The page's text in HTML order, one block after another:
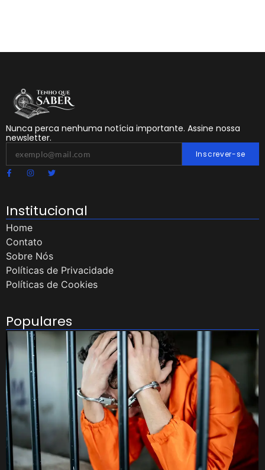
Nunca perca nenhuma notícia importante. Assine nossa
newsletter.
Inscrever-se
Institucional
Home
Contato
Sobre Nós
Políticas de Privacidade
Políticas de Cookies
Populares